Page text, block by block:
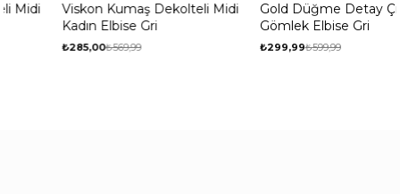
Viskon Kumaş Dekolteli Midi
Kadın Elbise Gri
₺569,99
Gold Düğme Detay Çizgili
Gömlek Elbise Gri
₺599,99